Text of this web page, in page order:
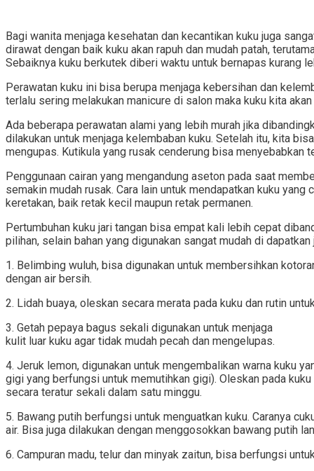
Bagi wanita menjaga kesehatan dan kecantikan kuku juga
dirawat dengan baik kuku akan rapuh dan mudah patah,
Sebaiknya kuku berkutek diberi waktu untuk bernapas kurang
Perawatan kuku ini bisa berupa menjaga kebersihan dan
terlalu sering melakukan manicure di salon maka kuku kita
Ada beberapa perawatan alami yang lebih murah jika
dilakukan untuk menjaga kelembaban kuku. Setelah itu, kita
mengupas. Kutikula yang rusak cenderung bisa
Penggunaan cairan yang mengandung aseton pada saat
semakin mudah rusak. Cara lain untuk mendapatkan kuku
keretakan, baik retak kecil maupun retak permanen.
Pertumbuhan kuku jari tangan bisa empat kali lebih cepat
pilihan, selain bahan yang digunakan sangat mudah di
1. Belimbing wuluh, bisa digunakan untuk membersihkan
dengan air bersih.
2. Lidah buaya, oleskan secara merata pada kuku dan rutin
3. Getah pepaya bagus sekali digunakan untuk menjaga
kulit luar kuku agar tidak mudah pecah dan mengelupas.
4. Jeruk lemon, digunakan untuk mengembalikan warna kuku
gigi yang berfungsi untuk memutihkan gigi). Oleskan pada
secara teratur sekali dalam satu minggu.
5. Bawang putih berfungsi untuk menguatkan kuku. Caranya
air. Bisa juga dilakukan dengan menggosokkan bawang putih
6. Campuran madu, telur dan minyak zaitun, bisa berfungsi